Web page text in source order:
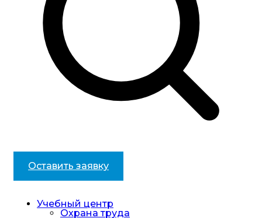
Оставить заявку
Учебный центр
Охрана труда